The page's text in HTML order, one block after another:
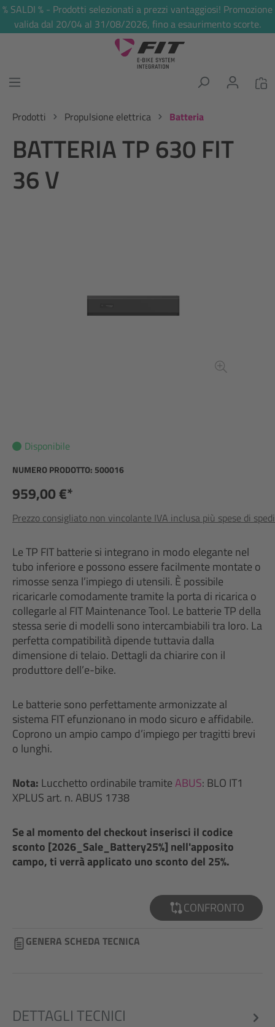
principale
% SALDI % - Prodotti selezionati a prezzi vantaggiosi! Promozione
valida dal 20/04 al 31/08/2026, fino a esaurimento scorte.
Prodotti Propulsione elettrica Batteria
BATTERIA TP 630 FIT
36 V
Disponibile
NUMERO PRODOTTO: 500016
959,00 €*
Prezzo consigliato non vincolante IVA inclusa più spese di
Le TP FIT batterie si integrano in modo elegante nel
tubo inferiore e possono essere facilmente montate o
rimosse senza l’impiego di utensili. È possibile
ricaricarle comodamente tramite la porta di ricarica o
collegarle al FIT Maintenance Tool. Le batterie TP della
stessa serie di modelli sono intercambiabili tra loro. La
perfetta compatibilità dipende tuttavia dalla
dimensione di telaio. Dettagli da chiarire con il
produttore dell’e-bike.
Le batterie sono perfettamente armonizzate al
sistema FIT efunzionano in modo sicuro e affidabile.
Coprono un ampio campo d’impiego per tragitti brevi
o lunghi.
Nota: Lucchetto ordinabile tramiteABUS: BLO IT1
XPLUS art. n. ABUS 1738
Se al momento del checkout inserisci il codice
sconto [2026_Sale_Battery25%] nell'apposito
campo, ti verrà applicato uno sconto del 25%.
CONFRONTO
GENERA SCHEDA TECNICA
DETTAGLI TECNICI